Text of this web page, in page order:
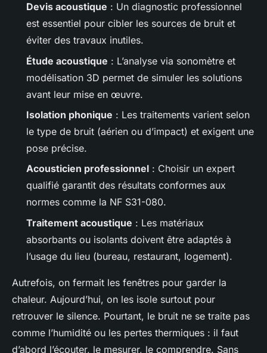
Devis acoustique : Un diagnostic professionnel
est essentiel pour cibler les sources de bruit et
éviter des travaux inutiles.
Étude acoustique : L’analyse via sonomètre et
modélisation 3D permet de simuler les solutions
avant leur mise en œuvre.
Isolation phonique : Les traitements varient selon
le type de bruit (aérien ou d’impact) et exigent une
pose précise.
Acousticien professionnel : Choisir un expert
qualifié garantit des résultats conformes aux
normes comme la NF S31-080.
Traitement acoustique : Les matériaux
absorbants ou isolants doivent être adaptés à
l’usage du lieu (bureau, restaurant, logement).
Autrefois, on fermait les fenêtres pour garder la
chaleur. Aujourd’hui, on les isole surtout pour
retrouver le silence. Pourtant, le bruit ne se traite pas
comme l’humidité ou les pertes thermiques : il faut
d’abord l’écouter, le mesurer, le comprendre. Sans